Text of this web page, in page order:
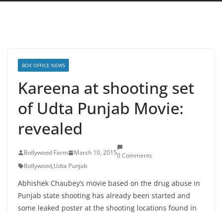
BOX OFFICE NEWS
Kareena at shooting set
of Udta Punjab Movie:
revealed
Bollywood Farm March 10, 20150 Comments
Bollywood,Udta Punjab
Abhishek Chaubey’s movie based on the drug abuse in
Punjab state shooting has already been started and
some leaked poster at the shooting locations found in